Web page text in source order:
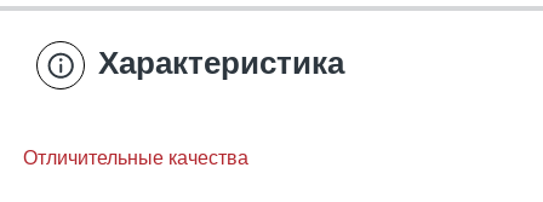
природного парка. На каменнай площади
расположеной по середине находится
который нагревается и покрывается в течение
Характеристика
Отличительные качества